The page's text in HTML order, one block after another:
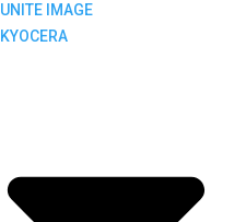
UNITE IMAGE
KYOCERA